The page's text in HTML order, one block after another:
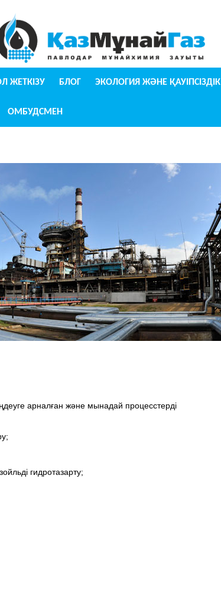
ЖЕТКІЗУ БЛОГ ЭКОЛОГИЯ ЖӘНЕ ҚАУІПСІЗДІК
ОМБУДСМЕН
арналған және мынадай процесстерді
гидротазарту;